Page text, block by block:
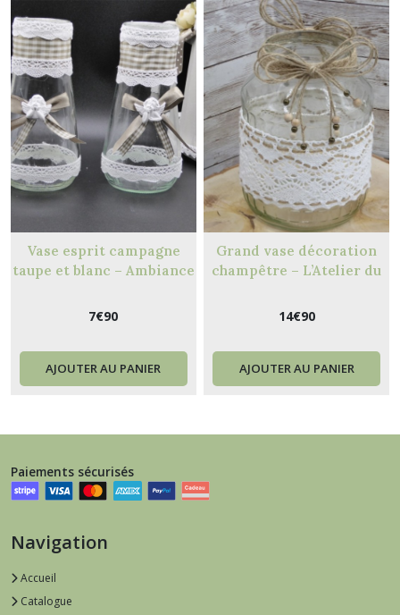
Vase esprit campagne
taupe et blanc – Ambiance
7€90
AJOUTER AU PANIER
Grand vase décoration
champêtre – L’Atelier du
14€90
AJOUTER AU PANIER
Paiements sécurisés
Navigation
Accueil
Catalogue